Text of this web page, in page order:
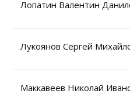
Лопатин Валентин
Лукоянов Сергей
Маккавеев Николай